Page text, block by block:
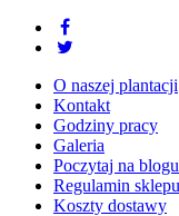
O naszej plantacji
Kontakt
Godziny pracy
Galeria
Poczytaj na blogu
Regulamin sklepu
Koszty dostawy